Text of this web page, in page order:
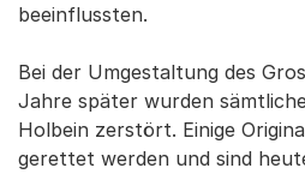
beeinflussten.
Bei der Umgestaltung des
Jahre später wurden
Holbein zerstört. Einige
gerettet werden und sind